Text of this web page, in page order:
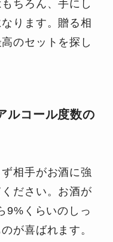
ちろん、手にし
ります。贈る相
のセットを探し
ルコール度数の
相手がお酒に強
ださい。お酒が
9%くらいのしっ
が喜ばれます。